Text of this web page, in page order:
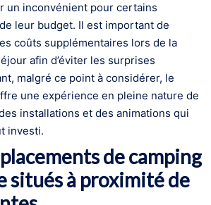
un inconvénient pour certains
leur budget. Il est important de
coûts supplémentaires lors de la
afin d’éviter les surprises
malgré ce point à considérer, le
une expérience en pleine nature de
installations et des animations qui
investi.
de camping
situés à proximité de